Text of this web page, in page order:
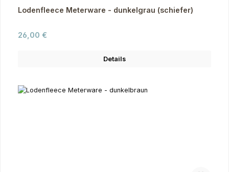
Lodenfleece Meterware - dunkelgrau (schiefer)
Regulärer Preis:
26,00 €
Details